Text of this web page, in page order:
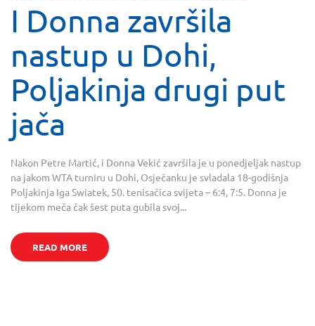
I Donna završila
nastup u Dohi,
Poljakinja drugi put
jača
Nakon Petre Martić, i Donna Vekić završila je u ponedjeljak nastup
na jakom WTA turniru u Dohi, Osječanku je svladala 18-godišnja
Poljakinja Iga Swiatek, 50. tenisačica svijeta – 6:4, 7:5. Donna je
tijekom meča čak šest puta gubila svoj...
READ MORE